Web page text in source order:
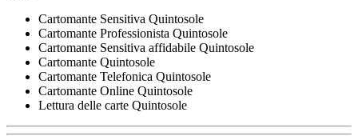
Cartomante Sensitiva Quintosole
Cartomante Professionista Quintosole
Cartomante Sensitiva affidabile Quintosole
Cartomante Quintosole
Cartomante Telefonica Quintosole
Cartomante Online Quintosole
Lettura delle carte Quintosole